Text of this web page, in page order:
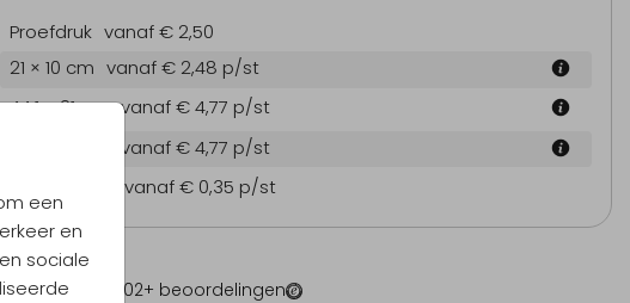
een
en
sociale
9,4/ 10 - 1202+ beoordelingen
Proefdruk vanaf € 2,50
21 × 10 cm vanaf € 2,48 p/st
44.1 × 21 cm vanaf € 4,77 p/st
vanaf € 4,77 p/st
vanaf € 0,35 p/st